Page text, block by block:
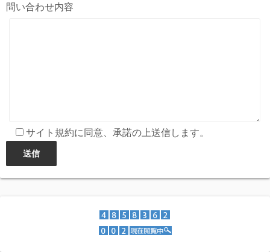
問い合わせ内容
サイト規約に同意、承諾の上送信します。